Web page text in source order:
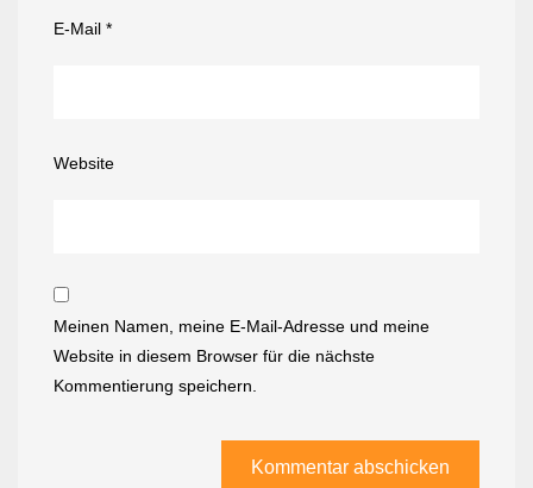
E-Mail *
Website
Meinen Namen, meine E-Mail-Adresse und meine
Website in diesem Browser für die nächste
Kommentierung speichern.